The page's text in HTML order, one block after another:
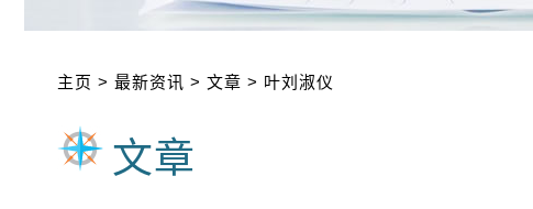
主页 > 最新资讯 > 文章 > 叶刘淑仪
文章